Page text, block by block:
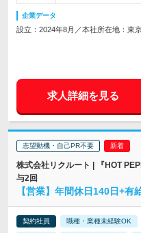
企業データ
設立：2024年8月／本社所在地：東
求人詳細を見る
志望動機・自己PR不要
株式会社リクルート | 『HOT
与2回
【営業】年間休日140日+
契約社員 職種・業種未経験OK